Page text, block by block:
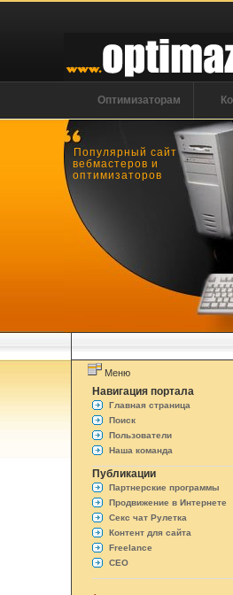
Оптимизаторам
Популярный сайт
вебмастеров и
оптимизаторов
Меню
Навигация портала
Главная страница
Поиск
Пользователи
Наша команда
Публикации
Партнерские программы
Продвижение в Интернете
Секс чат Рулетка
Контент для сайта
Freelance
СЕО